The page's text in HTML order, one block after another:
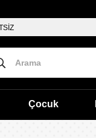
Çocuk